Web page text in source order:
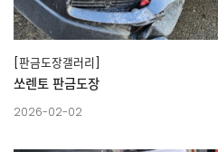
[판금도장갤러리]
쏘렌토 판금도장
2026-02-02